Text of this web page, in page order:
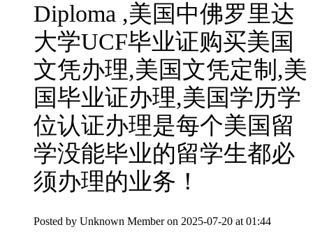
Diploma ,美国中佛罗里达
大学UCF毕业证购买美国
文凭办理,美国文凭定制,美
国毕业证办理,美国学历学
位认证办理是每个美国留
学没能毕业的留学生都必
须办理的业务！
Posted by Unknown Member on 2025-07-20 at 01:44